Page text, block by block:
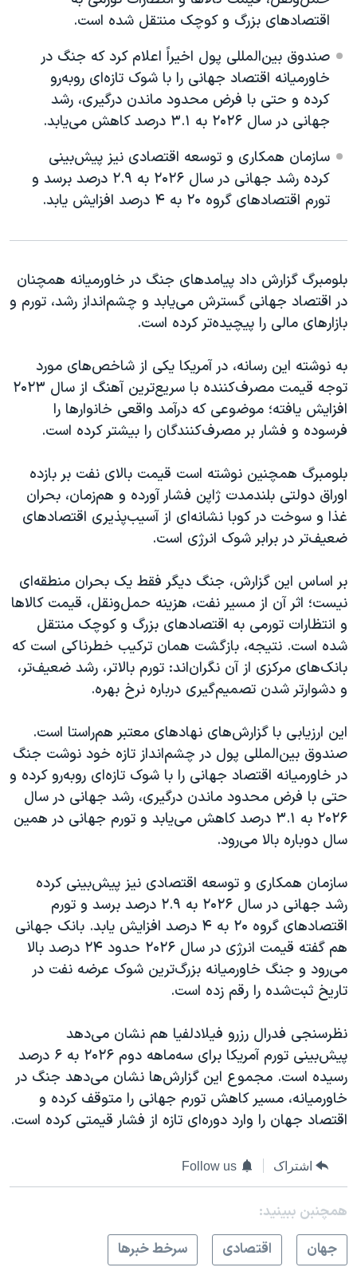
نرگس محمدی برنده جایزه نوبل صلح
همایش محافظه‌کاران آمریکا «سی‌پک»
صفحه‌های ویژه
سفر پرزیدنت ترامپ به چین
اقتصادهای بزرگ و کوچک منتقل شده است.
صندوق بین‌المللی پول اخیراً اعلام کرد که جنگ در
خاورمیانه اقتصاد جهانی را با شوک تازه‌ای روبه‌رو
کرده و حتی با فرض محدود ماندن درگیری، رشد
جهانی در سال ۲۰۲۶ به ۳.۱ درصد کاهش می‌یابد.
سازمان همکاری و توسعه اقتصادی نیز پیش‌بینی
کرده رشد جهانی در سال ۲۰۲۶ به ۲.۹ درصد برسد و
تورم اقتصادهای گروه ۲۰ به ۴ درصد افزایش یابد.
بلومبرگ گزارش داد پیامدهای جنگ در خاورمیانه همچنان
در اقتصاد جهانی گسترش می‌یابد و چشم‌انداز رشد، تورم و
بازارهای مالی را پیچیده‌تر کرده است.
به نوشته این رسانه، در آمریکا یکی از شاخص‌های مورد
توجه قیمت مصرف‌کننده با سریع‌ترین آهنگ از سال ۲۰۲۳
افزایش یافته؛ موضوعی که درآمد واقعی خانوارها را
فرسوده و فشار بر مصرف‌کنندگان را بیشتر کرده است.
بلومبرگ همچنین نوشته است قیمت بالای نفت بر بازده
اوراق دولتی بلندمدت ژاپن فشار آورده و هم‌زمان، بحران
غذا و سوخت در کوبا نشانه‌ای از آسیب‌پذیری اقتصادهای
ضعیف‌تر در برابر شوک انرژی است.
بر اساس این گزارش، جنگ دیگر فقط یک بحران منطقه‌ای
نیست؛ اثر آن از مسیر نفت، هزینه حمل‌ونقل، قیمت کالاها
و انتظارات تورمی به اقتصادهای بزرگ و کوچک منتقل
شده است. نتیجه، بازگشت همان ترکیب خطرناکی است که
بانک‌های مرکزی از آن نگران‌اند: تورم بالاتر، رشد ضعیف‌تر،
و دشوارتر شدن تصمیم‌گیری درباره نرخ بهره.
این ارزیابی با گزارش‌های نهادهای معتبر هم‌راستا است.
صندوق بین‌المللی پول در چشم‌انداز تازه خود نوشت جنگ
در خاورمیانه اقتصاد جهانی را با شوک تازه‌ای روبه‌رو کرده و
حتی با فرض محدود ماندن درگیری، رشد جهانی در سال
۲۰۲۶ به ۳.۱ درصد کاهش می‌یابد و تورم جهانی در همین
سال دوباره بالا می‌رود.
سازمان همکاری و توسعه اقتصادی نیز پیش‌بینی کرده
رشد جهانی در سال ۲۰۲۶ به ۲.۹ درصد برسد و تورم
اقتصادهای گروه ۲۰ به ۴ درصد افزایش یابد. بانک جهانی
هم گفته قیمت انرژی در سال ۲۰۲۶ حدود ۲۴ درصد بالا
می‌رود و جنگ خاورمیانه بزرگ‌ترین شوک عرضه نفت در
تاریخ ثبت‌شده را رقم زده است.
نظرسنجی فدرال رزرو فیلادلفیا هم نشان می‌دهد
پیش‌بینی تورم آمریکا برای سه‌ماهه دوم ۲۰۲۶ به ۶ درصد
رسیده است. مجموع این گزارش‌ها نشان می‌دهد جنگ در
خاورمیانه، مسیر کاهش تورم جهانی را متوقف کرده و
اقتصاد جهان را وارد دوره‌ای تازه از فشار قیمتی کرده است.
اشتراک Follow us
همچنبن ببینید:
جهان
اقتصادی سرخط خبرها